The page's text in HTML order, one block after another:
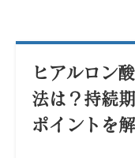
ヒアルロン
法は？持続
ポイントを